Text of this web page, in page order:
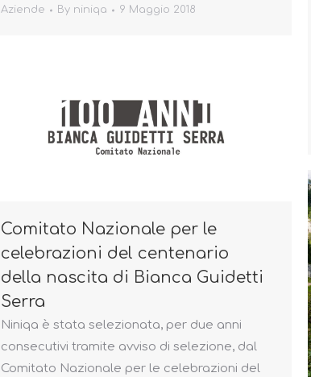
Aziende By niniqa 9 Maggio 2018
Comitato Nazionale per le
celebrazioni del centenario
della nascita di Bianca Guidetti
Serra
Niniqa è stata selezionata, per due anni
consecutivi tramite avviso di selezione, dal
Comitato Nazionale per le celebrazioni del